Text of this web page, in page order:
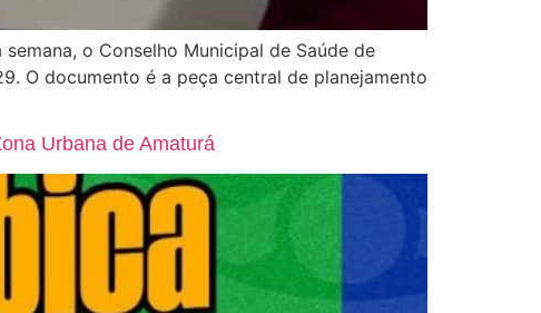
o Conselho Municipal de Saúde de
O documento é a peça central de planejamento
Urbana de Amaturá